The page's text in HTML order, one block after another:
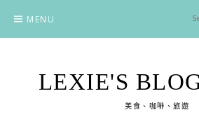
content
MENU
LEXIE'S
美食、咖啡、旅遊